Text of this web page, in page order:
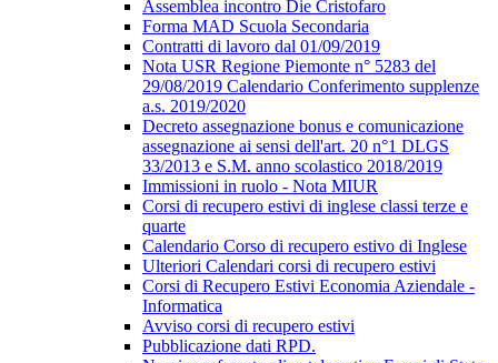
Assemblea incontro Die Cristofaro
Forma MAD Scuola Secondaria
Contratti di lavoro dal 01/09/2019
Nota USR Regione Piemonte n° 5283 del
29/08/2019 Calendario Conferimento supplenze
a.s. 2019/2020
Decreto assegnazione bonus e comunicazione
assegnazione ai sensi dell'art. 20 n°1 DLGS
33/2013 e S.M. anno scolastico 2018/2019
Immissioni in ruolo - Nota MIUR
Corsi di recupero estivi di inglese classi terze e
quarte
Calendario Corso di recupero estivo di Inglese
Ulteriori Calendari corsi di recupero estivi
Corsi di Recupero Estivi Economia Aziendale -
Informatica
Avviso corsi di recupero estivi
Pubblicazione dati RPD.